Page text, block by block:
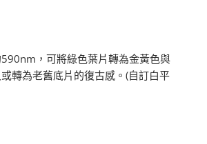
，可將綠色葉片轉為金黃色與
轉為老舊底片的復古感。(自訂白平